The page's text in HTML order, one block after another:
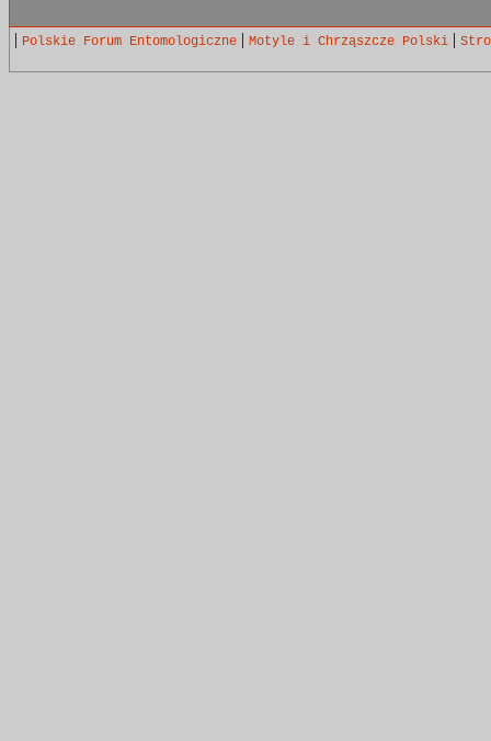
| Polskie Forum Entomologiczne | Motyle i Chrząszcze Polski |